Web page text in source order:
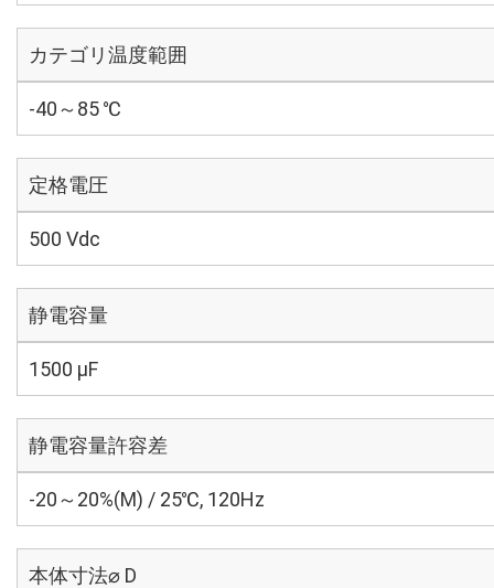
カテゴリ温度範囲
-40～85 ℃
定格電圧
500 Vdc
静電容量
1500 µF
静電容量許容差
-20～20%(M) / 25℃, 120Hz
本体寸法⌀ D